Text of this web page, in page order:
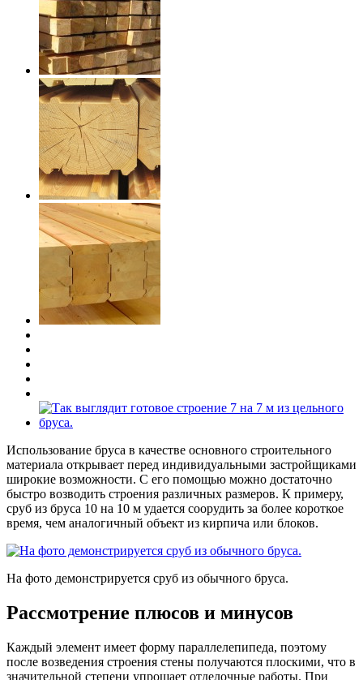
Использование бруса в качестве основного строительного
материала открывает перед индивидуальными застройщиками
широкие возможности. С его помощью можно достаточно
быстро возводить строения различных размеров. К примеру,
сруб из бруса 10 на 10 м удается соорудить за более короткое
время, чем аналогичный объект из кирпича или блоков.
На фото демонстрируется сруб из обычного бруса.
Рассмотрение плюсов и минусов
Каждый элемент имеет форму параллелепипеда, поэтому
после возведения строения стены получаются плоскими, что в
значительной степени упрощает отделочные работы. При